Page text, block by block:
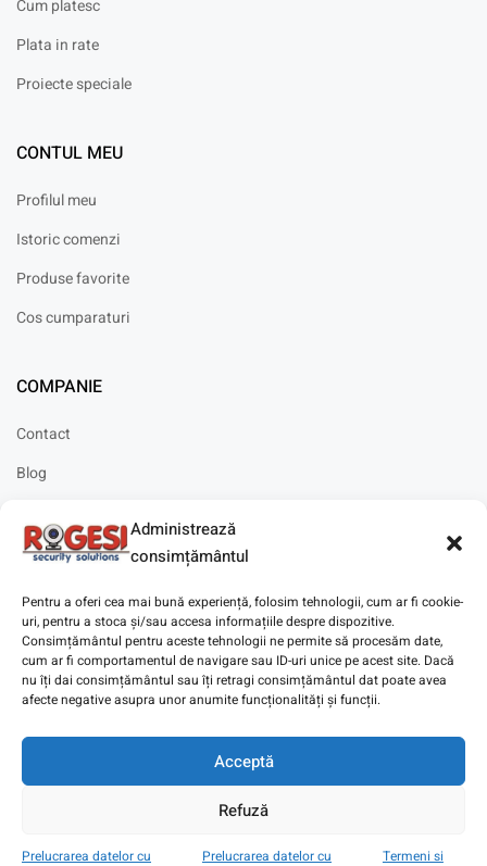
Administrează
consimțământul
Pentru a oferi cea mai bună experiență, folosim tehnologii, cum ar fi cookie-
uri, pentru a stoca și/sau accesa informațiile despre dispozitive.
Consimțământul pentru aceste tehnologii ne permite să procesăm date,
cum ar fi comportamentul de navigare sau ID-uri unice pe acest site. Dacă
nu îți dai consimțământul sau îți retragi consimțământul dat poate avea
afecte negative asupra unor anumite funcționalități și funcții.
Acceptă
Refuză
Prelucrarea datelor cu Prelucrarea datelor cu Termeni si
Cum platesc
Plata in rate
Proiecte speciale
CONTUL MEU
Profilul meu
Istoric comenzi
Produse favorite
Cos cumparaturi
COMPANIE
Contact
Blog
Solicitare instalare
Copyright © 2025Digitaz.